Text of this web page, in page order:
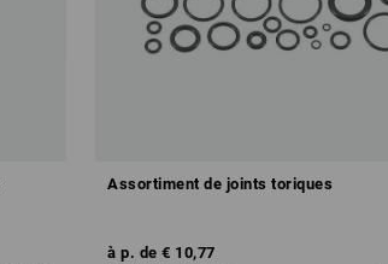
Assortiment de joints toriques
à p. de € 10,77